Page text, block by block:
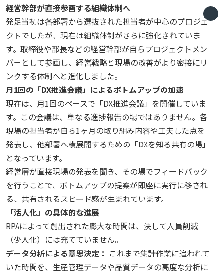
経営幹部が直接参画する組織体制へ
発足当初は各部署から選抜された担当者が中心のプロジェ
クトでしたが、現在は組織体制がさらに強化されていま
す。取締役や部長などの経営幹部が自らプロジェクトメン
バーとして参画し、経営戦略と現場の改善がより密接にリ
ンクする体制へと進化しました。
月1回の「DX推進会議」によるボトムアップの加速
現在は、月1回のペースで「DX推進会議」を開催していま
す。この会議は、単なる進捗報告の場ではありません。各
現場の担当者が自ら1ヶ月の取り組み内容や工夫した点を
発表し、他部署へ横展開するための「DXを知る共有の場」
となっています。
経営層が直接現場の発表を聞き、その場でフィードバック
を行うことで、ボトムアップの提案が即座に実行に移され
る、共有されるスピード感が生まれています。
「活人化」の具体的な進展
RPAによって創出された膨大な時間は、決して人員削減
（少人化）には充てていません。
データ分析による意思決定： これまで集計作業に追われて
いた時間を、生産管理データや品質データの高度な分析に